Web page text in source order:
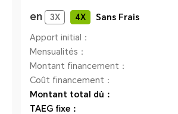
en 3X 4X Sans Frais
Apport initial：
Mensualités：
Montant financement：
Coût financement：
Montant total dù：
TAEG fixe：